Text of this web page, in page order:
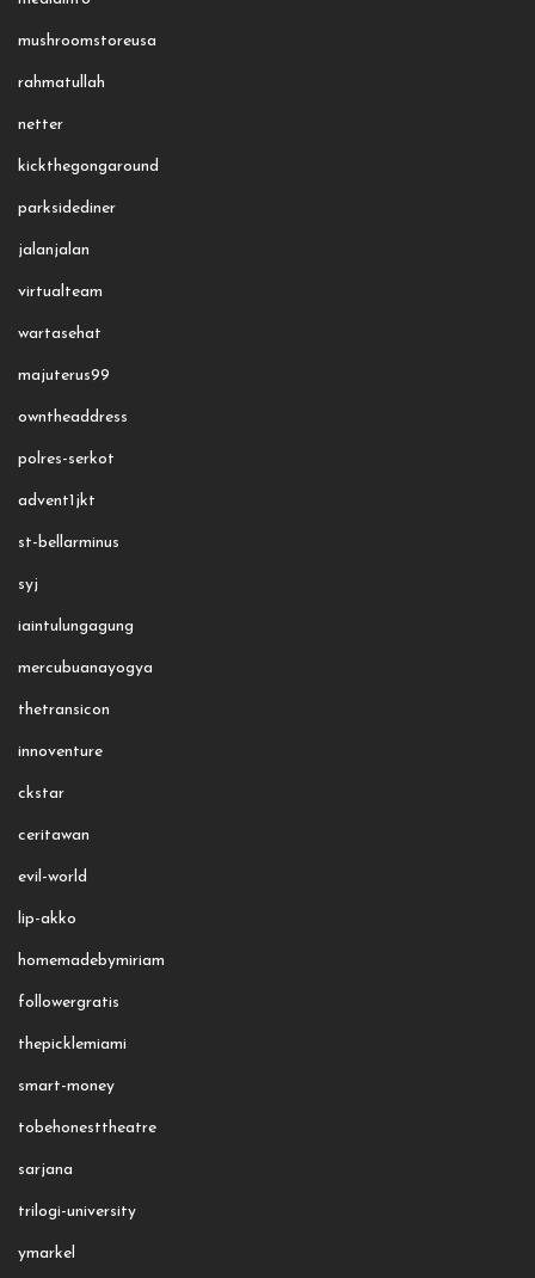
mushroomstoreusa
rahmatullah
netter
kickthegongaround
parksidediner
jalanjalan
virtualteam
wartasehat
majuterus99
owntheaddress
polres-serkot
advent1jkt
st-bellarminus
syj
iaintulungagung
mercubuanayogya
thetransicon
innoventure
ckstar
ceritawan
evil-world
lip-akko
homemadebymiriam
followergratis
thepicklemiami
smart-money
tobehonesttheatre
sarjana
trilogi-university
ymarkel